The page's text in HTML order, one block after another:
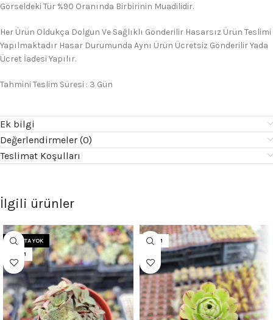
Görseldeki Tür %90 Oranında Birbirinin Muadilidir.
Her Ürün Oldukça Dolgun Ve Sağlıklı Gönderilir Hasarsız Ürün Teslimi
Yapılmaktadır Hasar Durumunda Aynı Ürün Ücretsiz Gönderilir Yada
Ücret İadesi Yapılır.
Tahmini Teslim Süresi : 3 Gün
Ek bilgi
Değerlendirmeler (0)
Teslimat Koşulları
İlgili ürünler
STOKTA YOK
5.5CM
5.5CM